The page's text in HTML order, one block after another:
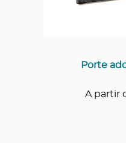
Porte
A partir